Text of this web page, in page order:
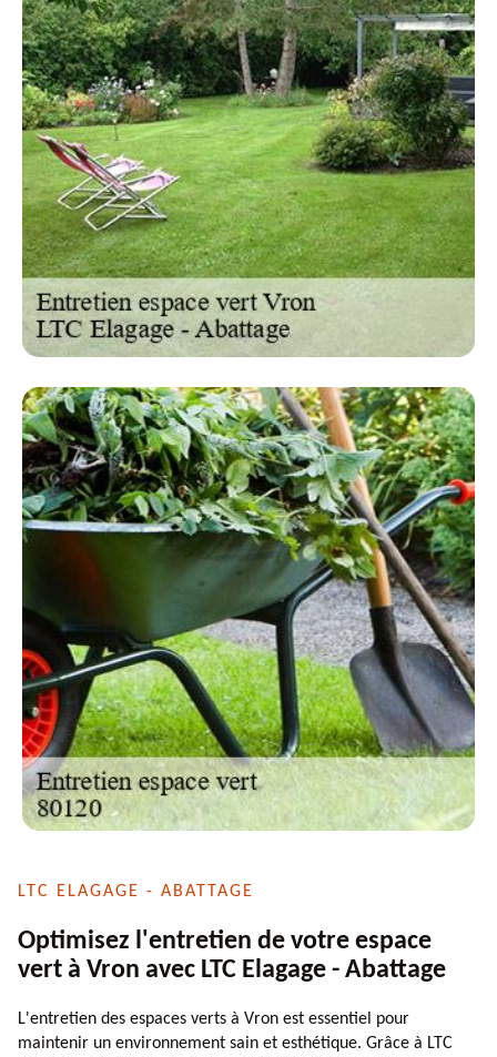
LTC ELAGAGE - ABATTAGE
Optimisez l'entretien de votre espace
vert à Vron avec LTC Elagage - Abattage
L'entretien des espaces verts à Vron est essentiel pour
maintenir un environnement sain et esthétique. Grâce à LTC